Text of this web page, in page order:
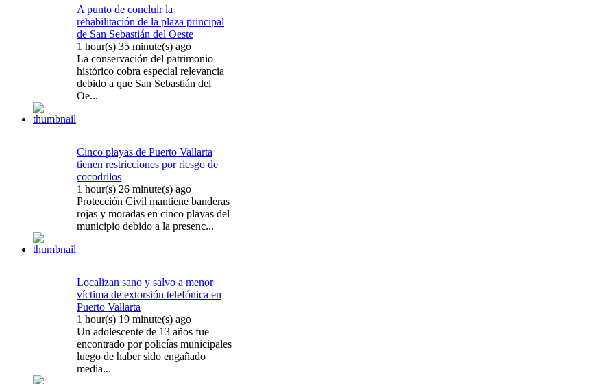
A punto de concluir la
rehabilitación de la plaza principal
de San Sebastián del Oeste
1 hour(s) 35 minute(s) ago
La conservación del patrimonio
histórico cobra especial relevancia
debido a que San Sebastián del
Oe...
Cinco playas de Puerto Vallarta
tienen restricciones por riesgo de
cocodrilos
1 hour(s) 26 minute(s) ago
Protección Civil mantiene banderas
rojas y moradas en cinco playas del
municipio debido a la presenc...
Localizan sano y salvo a menor
víctima de extorsión telefónica en
Puerto Vallarta
1 hour(s) 19 minute(s) ago
Un adolescente de 13 años fue
encontrado por policías municipales
luego de haber sido engañado
media...